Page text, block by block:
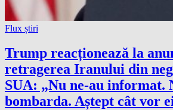
Flux știri
Trump reacționează la
retragerea Iranului din
SUA: „Nu ne-au informat.
bombarda. Aștept cât vor